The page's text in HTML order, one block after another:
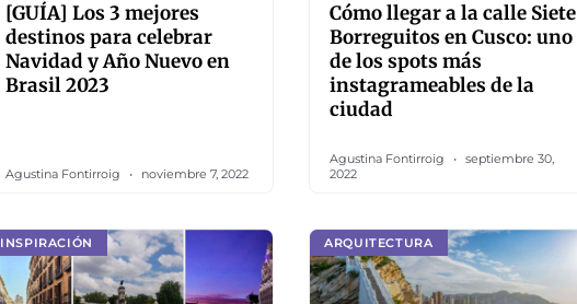
[GUÍA] Los 3 mejores
destinos para celebrar
Navidad y Año Nuevo en
Brasil 2023
Agustina Fontirroig noviembre 7, 2022
Cómo llegar a la calle Siete
Borreguitos en Cusco: uno
de los spots más
instagrameables de la
ciudad
Agustina Fontirroig
septiembre 30,
2022
INSPIRACIÓN ARQUITECTURA